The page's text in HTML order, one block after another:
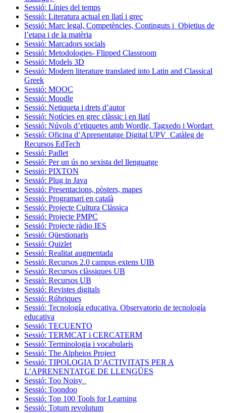
Sessió: Línies del temps
Sessió: Literatura actual en llatí i grec
Sessió: Marc legal, Competències, Continguts i Objetius de
l’etapa i de la matèria
Sessió: Marcadors socials
Sessió: Metodologies- Flipped Classroom
Sessió: Models 3D
Sessió: Modern literature translated into Latin and Classical
Greek
Sessió: MOOC
Sessió: Moodle
Sessió: Netiqueta i drets d’autor
Sessió: Notícies en grec clàssic i en llatí
Sessió: Núvols d’etiquetes amb Wordle, Tagxedo i Wordart
Sessió: Oficina d’Aprenentatge Digital UPV_Catàleg de
Recursos EdTech
Sessió: Padlet
Sessió: Per un ús no sexista del llenguatge
Sessió: PIXTON
Sessió: Plug in Java
Sessió: Presentacions, pòsters, mapes
Sessió: Programari en català
Sessió: Projecte Cultura Clàssica
Sessió: Projecte PMPC
Sessió: Projecte ràdio IES
Sessió: Qüestionaris
Sessió: Quizlet
Sessió: Realitat augmentada
Sessió: Recursos 2.0 campus extens UIB
Sessió: Recursos clàssiques UB
Sessió: Recursos UB
Sessió: Revistes digitals
Sessió: Rúbriques
Sessió: Tecnología educativa. Observatorio de tecnología
educativa
Sessió: TECUENTO
Sessió: TERMCAT i CERCATERM
Sessió: Terminologia i vocabularis
Sessió: The Alpheios Project
Sessió: TIPOLOGIA D’ACTIVITATS PER A
L’APRENENTATGE DE LLENGÜES
Sessió: Too Noisy
Sessió: Toondoo
Sessió: Top 100 Tools for Learning
Sessió: Totum revolutum